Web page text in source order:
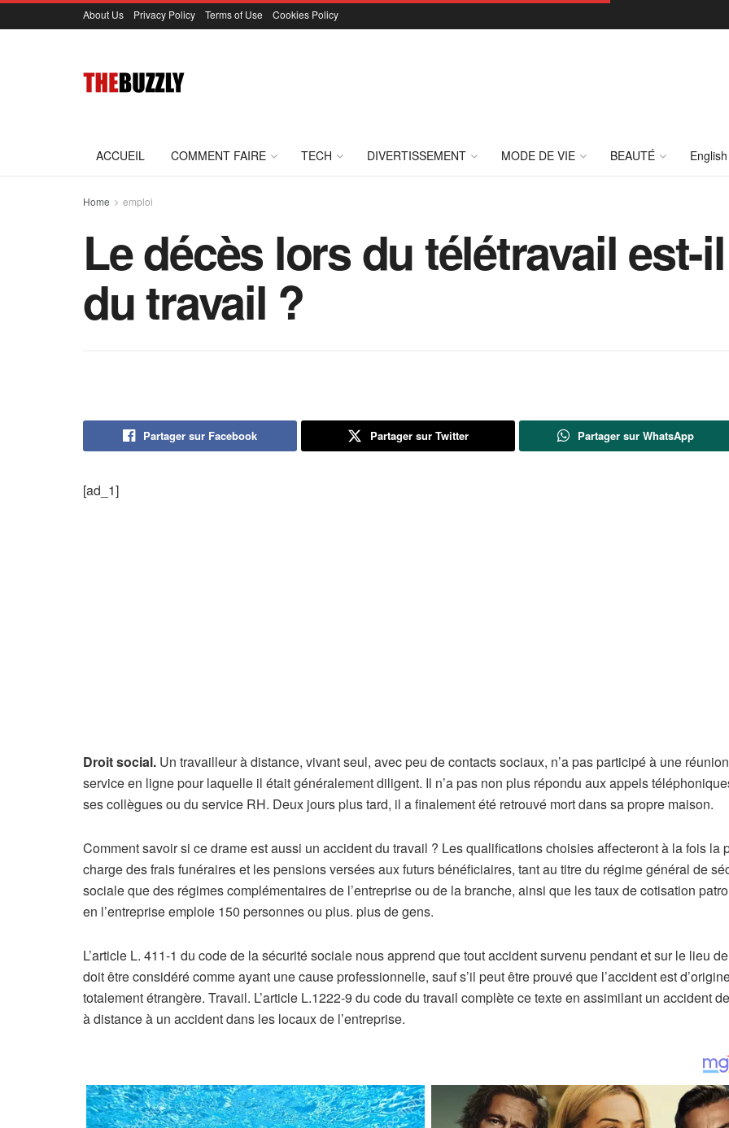
About Us Privacy Policy Terms of Use Cookies Policy
ACCUEIL COMMENT FAIRE TECH DIVERTISSEMENT MODE DE VIE BEAUTÉ
Home emploi
Le décès lors du télétravail est-
du travail ?
Partager sur Facebook Partager sur Twitter Partager sur WhatsApp
[ad_1]
Droit social. Un travailleur à distance, vivant seul, avec peu de contacts sociaux, n’a pas participé à une
service en ligne pour laquelle il était généralement diligent. Il n’a pas non plus répondu aux appels
ses collègues ou du service RH. Deux jours plus tard, il a finalement été retrouvé mort dans sa propre maison.
Comment savoir si ce drame est aussi un accident du travail ? Les qualifications choisies affecteront à la fois la
charge des frais funéraires et les pensions versées aux futurs bénéficiaires, tant au titre du régime général de
sociale que des régimes complémentaires de l’entreprise ou de la branche, ainsi que les taux de cotisation
en l’entreprise emploie 150 personnes ou plus. plus de gens.
L’article L. 411-1 du code de la sécurité sociale nous apprend que tout accident survenu pendant et sur le lieu
doit être considéré comme ayant une cause professionnelle, sauf s’il peut être prouvé que l’accident est
totalement étrangère. Travail. L’article L.1222-9 du code du travail complète ce texte en assimilant un accident
à distance à un accident dans les locaux de l’entreprise.